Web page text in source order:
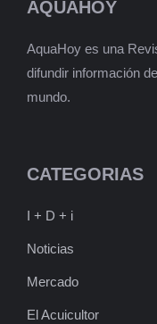
AQUAHOY
AquaHoy es una
difundir información
mundo.
CATEGORIAS
I + D + i
Noticias
Mercado
El Acuicultor